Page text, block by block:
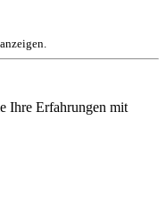
Ihre Erfahrungen mit